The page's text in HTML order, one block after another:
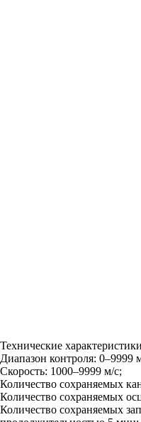
Технические характер
Диапазон контроля: 0–9999
Скорость: 1000–9999 м/с;
Количество сохраняемых
Количество сохраняемых
Количество сохраняемых